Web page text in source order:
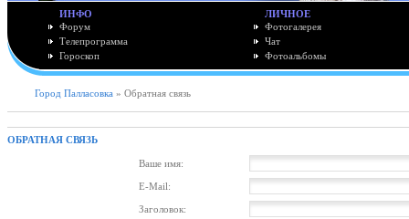
ИНФО
Форум
Телепрограмма
Гороскоп
ЛИЧНОЕ
Фотогалерея
Чат
Фотоальбомы
Город Палласовка » Обратная связь
ОБРАТНАЯ СВЯЗЬ
Ваше имя:
E-Mail:
Заголовок: